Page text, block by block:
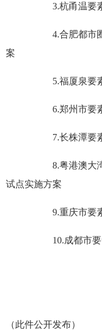
3.杭甬温要素市
4.合肥都市圈要
案
5.福厦泉要素市
6.郑州市要素市
7.长株潭要素市
8.粤港澳大湾区
试点实施方案
9.重庆市要素市
10.成都市要素市
（此件公开发布）